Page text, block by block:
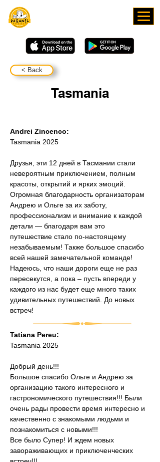
< Back
Tasmania
Andrei Zincenco:
Tasmania 2025
Друзья, эти 12 дней в Тасмании стали
невероятным приключением, полным
красоты, открытий и ярких эмоций.
Огромная благодарность организаторам
Андрею и Ольге за их заботу,
профессионализм и внимание к каждой
детали — благодаря вам это
путешествие стало по-настоящему
незабываемым! Также большое спасибо
всей нашей замечательной команде!
Надеюсь, что наши дороги еще не раз
пересекутся, а пока – пусть впереди у
каждого из нас будет еще много таких
удивительных путешествий. До новых
встреч!
Tatiana Pereu:
Tasmania 2025
Добрый день!!!
Большое спасибо Ольге и Андрею за
организацию такого интересного и
гастрономического путешествия!!! Были
очень рады провести время интересно и
качественно с знакомыми людьми и
познакомиться с новыми!!!
Все было Супер! И ждем новых
завораживающих и приключенческих